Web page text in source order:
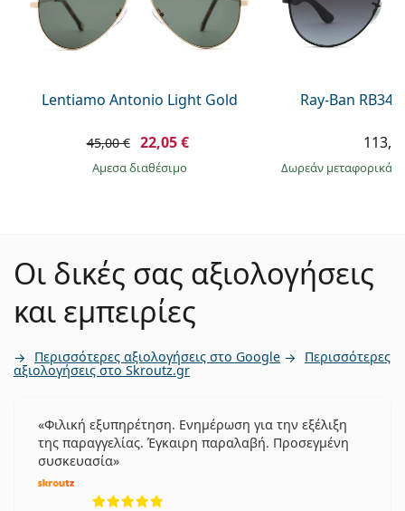
Lentiamo Antonio Light Gold
45,00 € 22,05 €
άμεσα διαθέσιμο
Ray-Ban
Δωρεάν μεταφορικά
Οι δικές σας αξιολογήσεις
και εμπειρίες
Περισσότερες αξιολογήσεις στο Google Περισσότερες
αξιολογήσεις στο Skroutz.gr
Φιλική εξυπηρέτηση. Ενημέρωση για την εξέλιξη
της παραγγελίας. Έγκαιρη παραλαβή. Προσεγμένη
συσκευασία